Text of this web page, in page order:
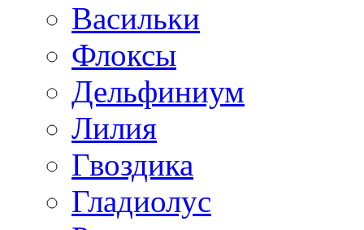
Васильки
Флоксы
Дельфиниум
Лилия
Гвоздика
Гладиолус